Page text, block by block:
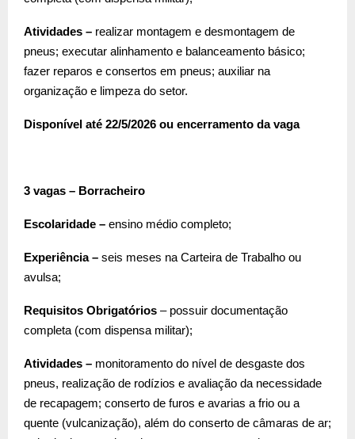
Atividades – realizar montagem e desmontagem de
pneus; executar alinhamento e balanceamento básico;
fazer reparos e consertos em pneus; auxiliar na
organização e limpeza do setor.
Disponível até 22/5/2026 ou encerramento da vaga
3 vagas – Borracheiro
Escolaridade – ensino médio completo;
Experiência – seis meses na Carteira de Trabalho ou
avulsa;
Requisitos Obrigatórios – possuir documentação
completa (com dispensa militar);
Atividades – monitoramento do nível de desgaste dos
pneus, realização de rodízios e avaliação da necessidade
de recapagem; conserto de furos e avarias a frio ou a
quente (vulcanização), além do conserto de câmaras de ar;